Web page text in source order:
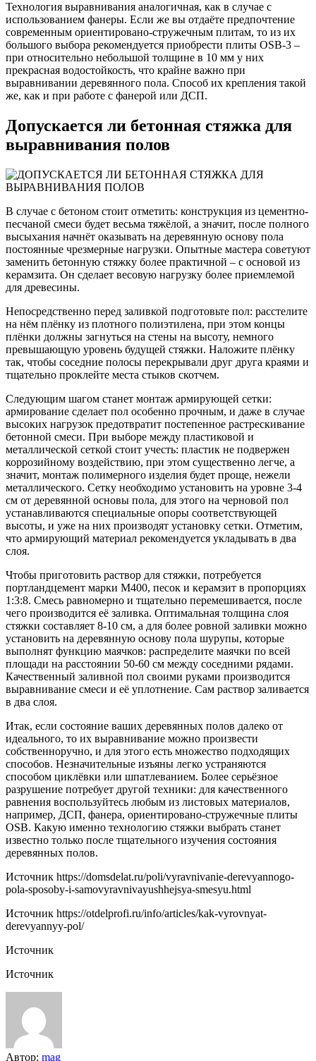
Технология выравнивания аналогичная, как в случае с
использованием фанеры. Если же вы отдаёте предпочтение
современным ориентировано-стружечным плитам, то из их
большого выбора рекомендуется приобрести плиты OSB-3 –
при относительно небольшой толщине в 10 мм у них
прекрасная водостойкость, что крайне важно при
выравнивании деревянного пола. Способ их крепления такой
же, как и при работе с фанерой или ДСП.
Допускается ли бетонная стяжка для
выравнивания полов
В случае с бетоном стоит отметить: конструкция из цементно-
песчаной смеси будет весьма тяжёлой, а значит, после полного
высыхания начнёт оказывать на деревянную основу пола
постоянные чрезмерные нагрузки. Опытные мастера советуют
заменить бетонную стяжку более практичной – с основой из
керамзита. Он сделает весовую нагрузку более приемлемой
для древесины.
Непосредственно перед заливкой подготовьте пол: расстелите
на нём плёнку из плотного полиэтилена, при этом концы
плёнки должны загнуться на стены на высоту, немного
превышающую уровень будущей стяжки. Наложите плёнку
так, чтобы соседние полосы перекрывали друг друга краями и
тщательно проклейте места стыков скотчем.
Следующим шагом станет монтаж армирующей сетки:
армирование сделает пол особенно прочным, и даже в случае
высоких нагрузок предотвратит постепенное растрескивание
бетонной смеси. При выборе между пластиковой и
металлической сеткой стоит учесть: пластик не подвержен
коррозийному воздействию, при этом существенно легче, а
значит, монтаж полимерного изделия будет проще, нежели
металлического. Сетку необходимо установить на уровне 3-4
см от деревянной основы пола, для этого на черновой пол
устанавливаются специальные опоры соответствующей
высоты, и уже на них производят установку сетки. Отметим,
что армирующий материал рекомендуется укладывать в два
слоя.
Чтобы приготовить раствор для стяжки, потребуется
портландцемент марки М400, песок и керамзит в пропорциях
1:3:8. Смесь равномерно и тщательно перемешивается, после
чего производится её заливка. Оптимальная толщина слоя
стяжки составляет 8-10 см, а для более ровной заливки можно
установить на деревянную основу пола шурупы, которые
выполнят функцию маячков: распределите маячки по всей
площади на расстоянии 50-60 см между соседними рядами.
Качественный заливной пол своими руками производится
выравнивание смеси и её уплотнение. Сам раствор заливается
в два слоя.
Итак, если состояние ваших деревянных полов далеко от
идеального, то их выравнивание можно произвести
собственноручно, и для этого есть множество подходящих
способов. Незначительные изъяны легко устраняются
способом циклёвки или шпатлеванием. Более серьёзное
разрушение потребует другой техники: для качественного
равнения воспользуйтесь любым из листовых материалов,
например, ДСП, фанера, ориентировано-стружечные плиты
OSB. Какую именно технологию стяжки выбрать станет
известно только после тщательного изучения состояния
деревянных полов.
Источник https://domsdelat.ru/poli/vyravnivanie-derevyannogo-
pola-sposoby-i-samovyravnivayushhejsya-smesyu.html
Источник https://otdelprofi.ru/info/articles/kak-vyrovnyat-
derevyannyy-pol/
Источник
Источник
Автор: mag